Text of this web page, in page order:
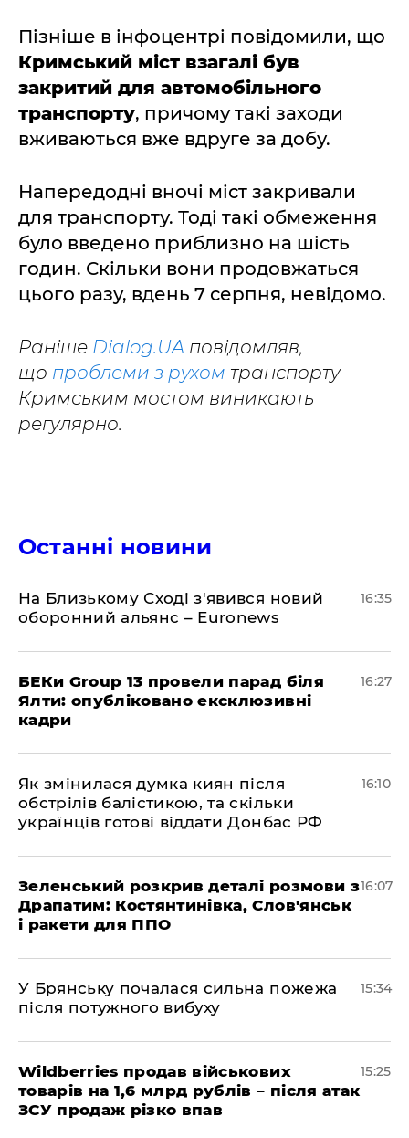
Пізніше в інфоцентрі повідомили, що
Кримський міст взагалі був
закритий для автомобільного
транспорту, причому такі заходи
вживаються вже вдруге за добу.
Напередодні вночі міст закривали
для транспорту. Тоді такі обмеження
було введено приблизно на шість
годин. Скільки вони продовжаться
цього разу, вдень 7 серпня, невідомо.
Раніше Dialog.UA повідомляв,
що проблеми з рухом транспорту
Кримським мостом виникають
регулярно.
Останні новини
На Близькому Сході з'явився новий
оборонний альянс – Euronews
16:35
БЕКи Group 13 провели парад біля
Ялти: опубліковано ексклюзивні
кадри
16:27
Як змінилася думка киян після
обстрілів балістикою, та скільки
українців готові віддати Донбас РФ
16:10
Зеленський розкрив деталі розмови з
Драпатим: Костянтинівка, Слов'янськ
і ракети для ППО
16:07
У Брянську почалася сильна пожежа
після потужного вибуху
15:34
Wildberries продав військових
товарів на 1,6 млрд рублів – після атак
ЗСУ продаж різко впав
15:25